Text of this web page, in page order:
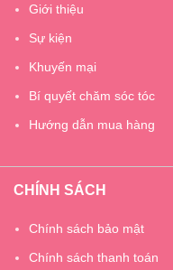
Giới thiệu
Sự kiện
Khuyến mại
Bí quyết chăm sóc tóc
Hướng dẫn mua hàng
CHÍNH SÁCH
Chính sách bảo mật
Chính sách thanh toán